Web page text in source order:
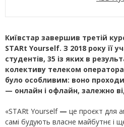
Київстар завершив третій
STARt Yourself. З 2018 року її
студентів, 35 із яких в
колективу телеком
було особливим: воно
— онлайн і офлайн, залежно
«STARt Yourself — це проєкт для
самі будують власне майбутнє і